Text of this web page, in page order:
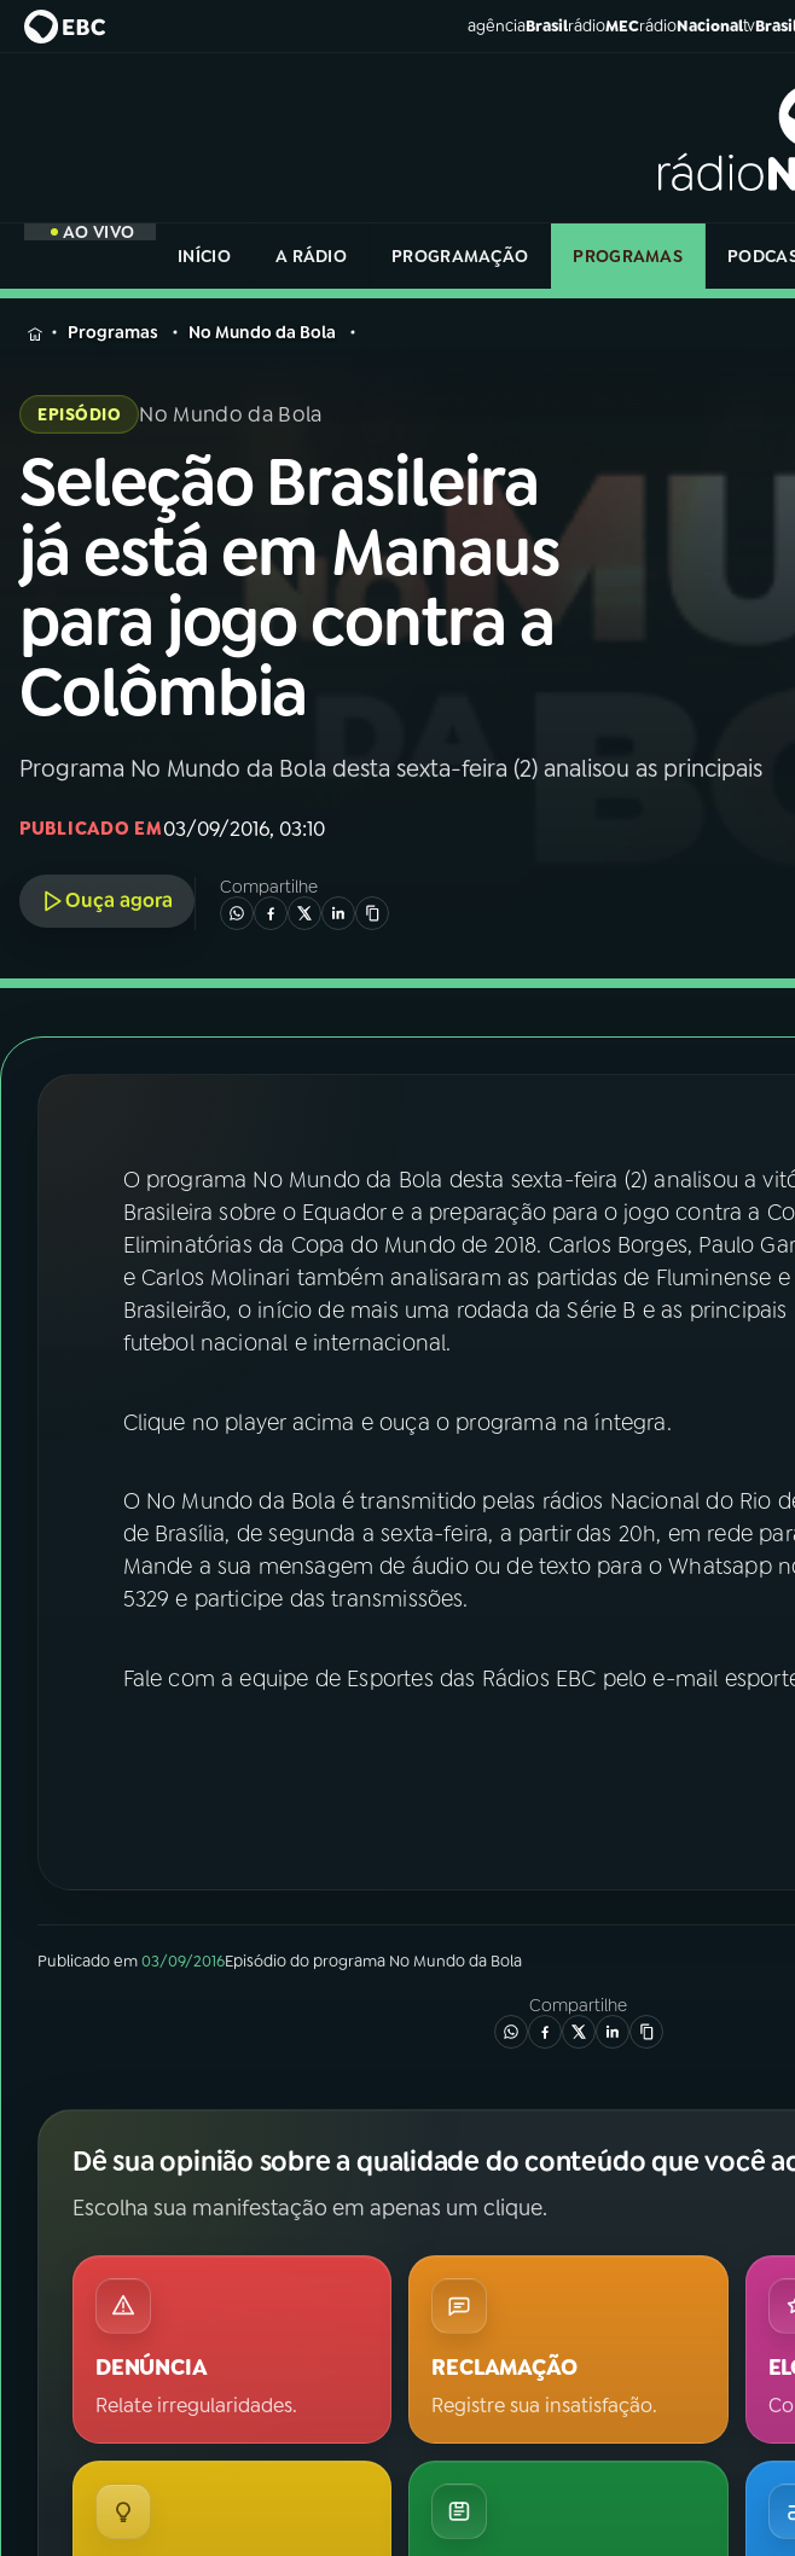
agênciaBrasilrádioMECrádioNacionaltv
AO VIVO
INÍCIO
A RÁDIO PROGRAMAÇÃO PROGRAMAS
MENU
Buscar
na
Rádio
Nacional
01 INÍCIO
02A RÁDIO
03PROGRAMAÇÃO
05PODCASTS
FESTIVAL DE MÚSICA
ACOMPANHE A RÁDIO NACIONAL
Facebook
Instagram X
na
Rádio
Programas No Mundo da Bola
EPISÓDIO No Mundo da Bola
Seleção Brasileira
já está em Manaus
para jogo contra a
Colômbia
Programa No Mundo da Bola desta sexta-feira (2) analisou as principais
PUBLICADO EM03/09/2016, 03:10
Ouça agora
Compartilhe
O programa No Mundo da Bola desta sexta-feira (2) analisou a
Brasileira sobre o Equador e a preparação para o jogo contra a
Eliminatórias da Copa do Mundo de 2018. Carlos Borges, Paulo
e Carlos Molinari também analisaram as partidas de Fluminense
Brasileirão, o início de mais uma rodada da Série B e as
futebol nacional e internacional.
Clique no player acima e ouça o programa na íntegra.
O No Mundo da Bola é transmitido pelas rádios Nacional do Rio
de Brasília, de segunda a sexta-feira, a partir das 20h, em rede
Mande a sua mensagem de áudio ou de texto para o Whatsapp
5329 e participe das transmissões.
Fale com a equipe de Esportes das Rádios EBC pelo e-mail
Publicado em03/09/2016Episódiodo programa No Mundo da Bola
Compartilhe
Dê sua opinião sobre a qualidade do conteúdo que você
Escolha sua manifestação em apenas um clique.
DENÚNCIA
Relate irregularidades.
RECLAMAÇÃO
Registre sua insatisfação.